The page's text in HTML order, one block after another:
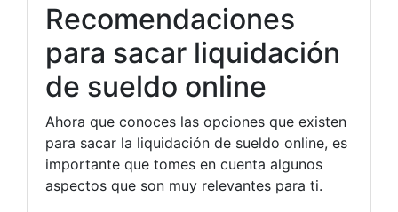
Recomendaciones
para sacar liquidación
de sueldo online
Ahora que conoces las opciones que existen
para sacar la liquidación de sueldo online, es
importante que tomes en cuenta algunos
aspectos que son muy relevantes para ti.